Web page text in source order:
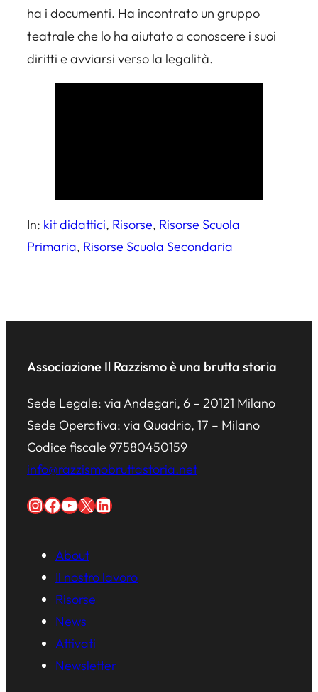
ha i documenti. Ha incontrato un gruppo
teatrale che lo ha aiutato a conoscere i suoi
diritti e avviarsi verso la legalità.
In: kit didattici, Risorse, Risorse Scuola
Primaria, Risorse Scuola Secondaria
Associazione Il Razzismo è una brutta storia
Sede Legale: via Andegari, 6 – 20121 Milano
Sede Operativa: via Quadrio, 17 – Milano
Codice fiscale 97580450159
info@razzismobruttastoria.net
InstagramFacebook YouTube X LinkedIn
About
Il nostro lavoro
Risorse
News
Attivati
Newsletter